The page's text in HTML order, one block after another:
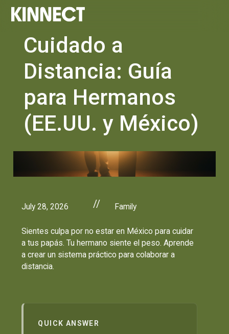
Cuidado a
Distancia: Guía
para Hermanos
(EE.UU. y México)
July 28, 2026 // Family
Sientes culpa por no estar en México para cuidar
a tus papás. Tu hermano siente el peso. Aprende
a crear un sistema práctico para colaborar a
distancia.
QUICK ANSWER